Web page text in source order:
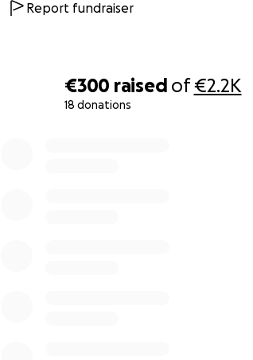
€300 raised of€2.2K
18 donations
Report fundraiser